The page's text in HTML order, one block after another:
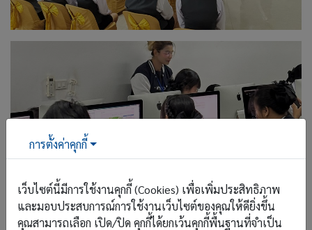
การตั้งค่าคุกกี้
เว็บไซต์นี้มีการใช้งานคุกกี้ (Cookies) เพื่อเพิ่มประสิทธิภาพ
และมอบประสบการณ์การใช้งานเว็บไซต์ของคุณให้ดียิ่งขึ้น
คุณสามารถเลือก เปิด/ปิด คุกกี้ได้ยกเว้นคุกกี้พื้นฐานที่จำเป็น